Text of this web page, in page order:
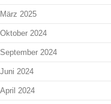
März 2025
Oktober 2024
September 2024
Juni 2024
April 2024